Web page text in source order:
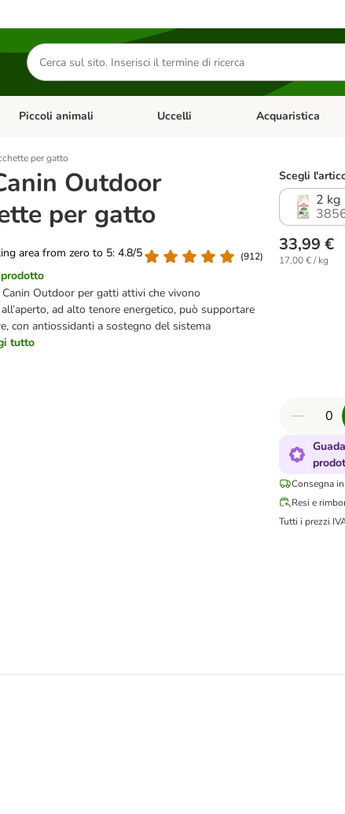
Cerca
prodotti
Apri Menu Categoria: Diete e antiparassitari
Piccoli animali Apri Menu Categoria: Piccoli animali
Uccelli Apri Menu
Acquaristica
per gatto
Outdoor
per gatto
area from zero to 5: 4.8/5
(912)
Canin Outdoor per gatti attivi che vivono
ad alto tenore energetico, può supportare
con antiossidanti a sostegno del sistema
tutto
Scegli
2 kg
33,99 €
17,00 € / kg
Consegna
Resi e
Tutti i prezzi